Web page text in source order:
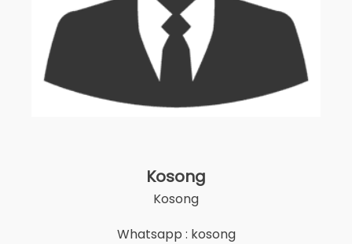
Kosong
Kosong
Whatsapp : kosong